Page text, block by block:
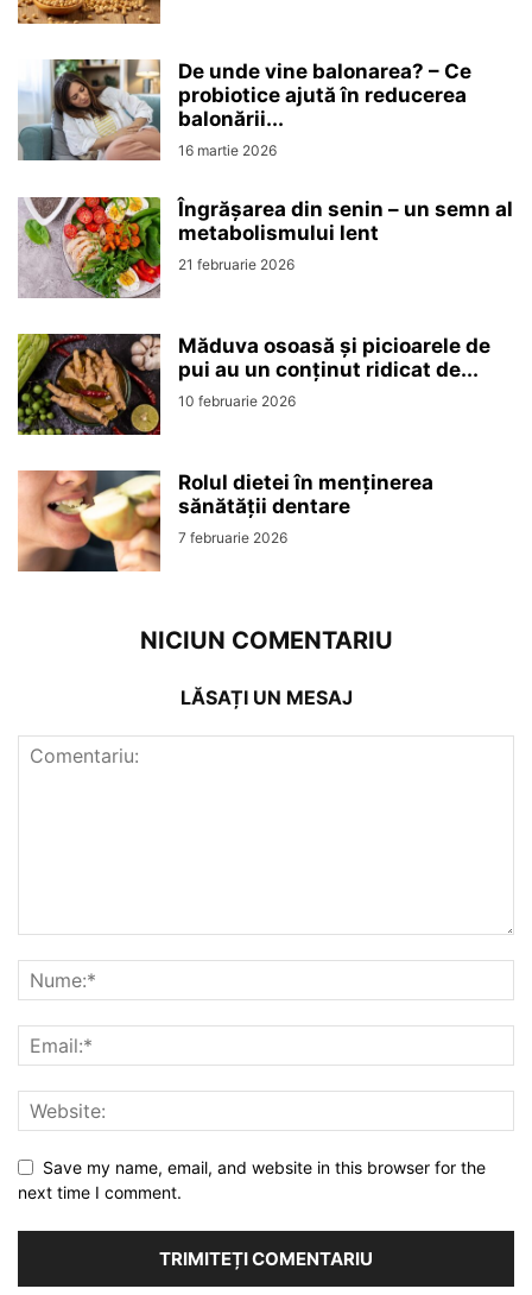
De unde vine balonarea? – Ce
probiotice ajută în reducerea
balonării...
16 martie 2026
Îngrășarea din senin – un semn al
metabolismului lent
21 februarie 2026
Măduva osoasă și picioarele de
pui au un conținut ridicat de...
10 februarie 2026
Rolul dietei în menținerea
sănătății dentare
7 februarie 2026
NICIUN COMENTARIU
LĂSAȚI UN MESAJ
Save my name, email, and website in this browser for the
next time I comment.